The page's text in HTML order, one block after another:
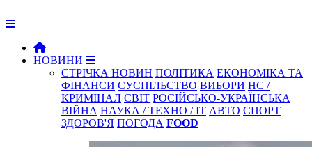
НОВИНИ
СТРІЧКА НОВИН ПОЛІТИКА ЕКОНОМІКА ТА
ФІНАНСИ СУСПІЛЬСТВО ВИБОРИ НС /
КРИМІНАЛ СВІТ РОСІЙСЬКО-УКРАЇНСЬКА
ВІЙНА НАУКА / ТЕХНО / IT АВТО СПОРТ
ЗДОРОВ'Я ПОГОДА FOOD